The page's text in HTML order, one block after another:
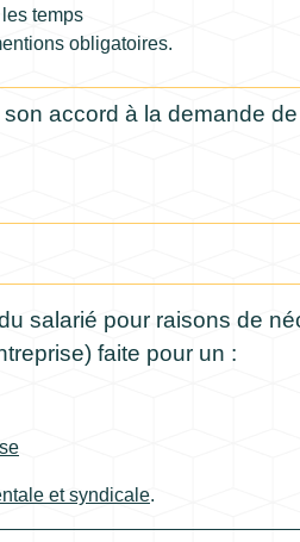
temps
obligatoires.
accord à la demande
salarié pour raisons de
faite pour un :
et syndicale.